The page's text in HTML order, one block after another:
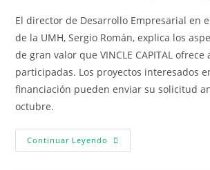
El director de Desarrollo Empresarial en
de la UMH, Sergio Román, explica los
de gran valor que VINCLE CAPITAL ofrece
participadas. Los proyectos interesados
financiación pueden enviar su solicitud
octubre.
Continuar Leyendo